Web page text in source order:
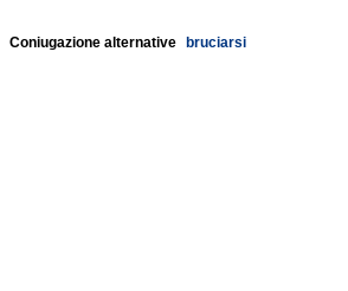
Coniugazione alternative bruciarsi